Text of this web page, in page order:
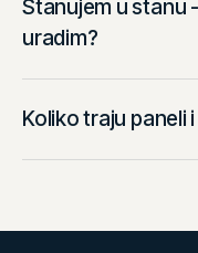
Stanujem u stanu
uradim?
Koliko traju paneli